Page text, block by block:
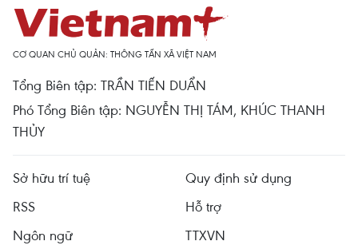
CƠ QUAN CHỦ QUẢN: THÔNG TẤN XÃ VIỆT NAM
Tổng Biên tập: TRẦN TIẾN DUẨN
Phó Tổng Biên tập: NGUYỄN THỊ TÁM, KHÚC THANH
THỦY
Sở hữu trí tuệ
Quy định sử dụng
RSS
Hỗ trợ
Ngôn ngữ
TTXVN